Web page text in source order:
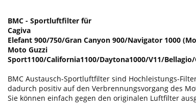
BMC - Sportluftfilter für
Cagiva
Elefant 900/750/Gran Canyon 900/Navigator 1000
Moto Guzzi
Sport1100/California1100/Daytona1000/V11/
BMC Austausch-Sportluftfilter sind Hochleistungs-
dadurch positiv auf den Verbrennungsvorgang des
Sie können einfach gegen den originalen Luftfilter